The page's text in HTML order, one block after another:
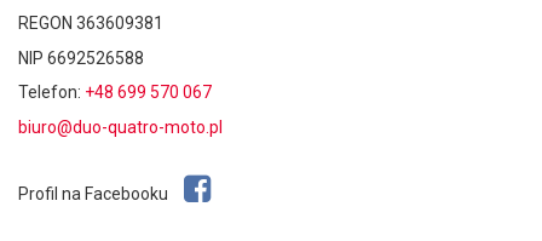
REGON 363609381
NIP 6692526588
Telefon: +48 699 570 067
biuro@duo-quatro-moto.pl
Profil na Facebooku